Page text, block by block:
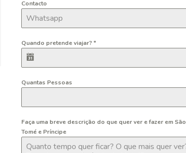
Contacto
Quando pretende viajar?*
Quantas Pessoas
Faça uma breve descrição do que quer ver e fazer em São
Tomé e Príncipe